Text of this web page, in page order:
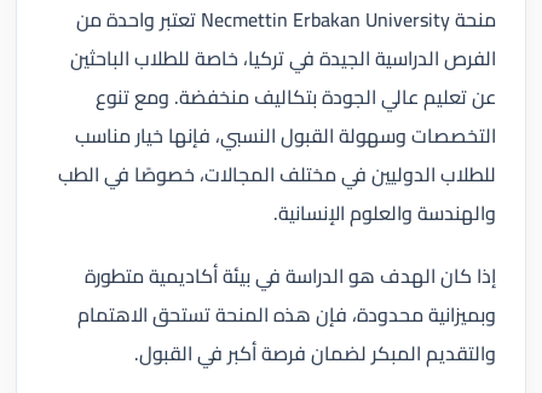
منحة Necmettin Erbakan University تعتبر واحدة من
الفرص الدراسية الجيدة في تركيا، خاصة للطلاب الباحثين
عن تعليم عالي الجودة بتكاليف منخفضة. ومع تنوع
التخصصات وسهولة القبول النسبي، فإنها خيار مناسب
للطلاب الدوليين في مختلف المجالات، خصوصًا في الطب
والهندسة والعلوم الإنسانية.
إذا كان الهدف هو الدراسة في بيئة أكاديمية متطورة
وبميزانية محدودة، فإن هذه المنحة تستحق الاهتمام
والتقديم المبكر لضمان فرصة أكبر في القبول.